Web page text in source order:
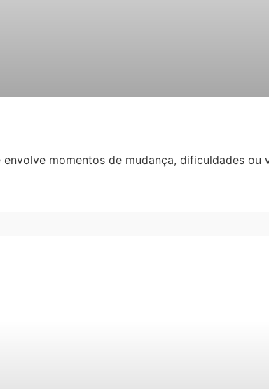
momentos de mudança, dificuldades